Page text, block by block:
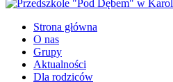
Strona główna
O nas
Grupy
Aktualności
Dla rodziców